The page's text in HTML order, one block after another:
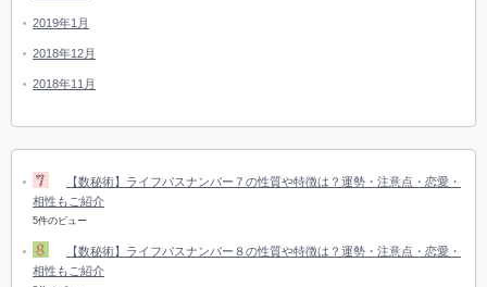
2019年1月
2018年12月
2018年11月
【数秘術】ライフパスナンバー７の性質や特徴は？運勢・注意点・恋愛・
相性もご紹介
5件のビュー
【数秘術】ライフパスナンバー８の性質や特徴は？運勢・注意点・恋愛・
相性もご紹介